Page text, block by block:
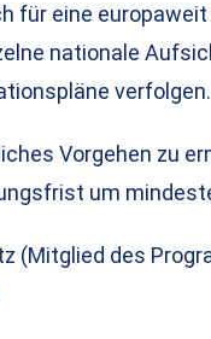
für eine
nationale
verfolgen.
Vorgehen zu
um
(Mitglied des